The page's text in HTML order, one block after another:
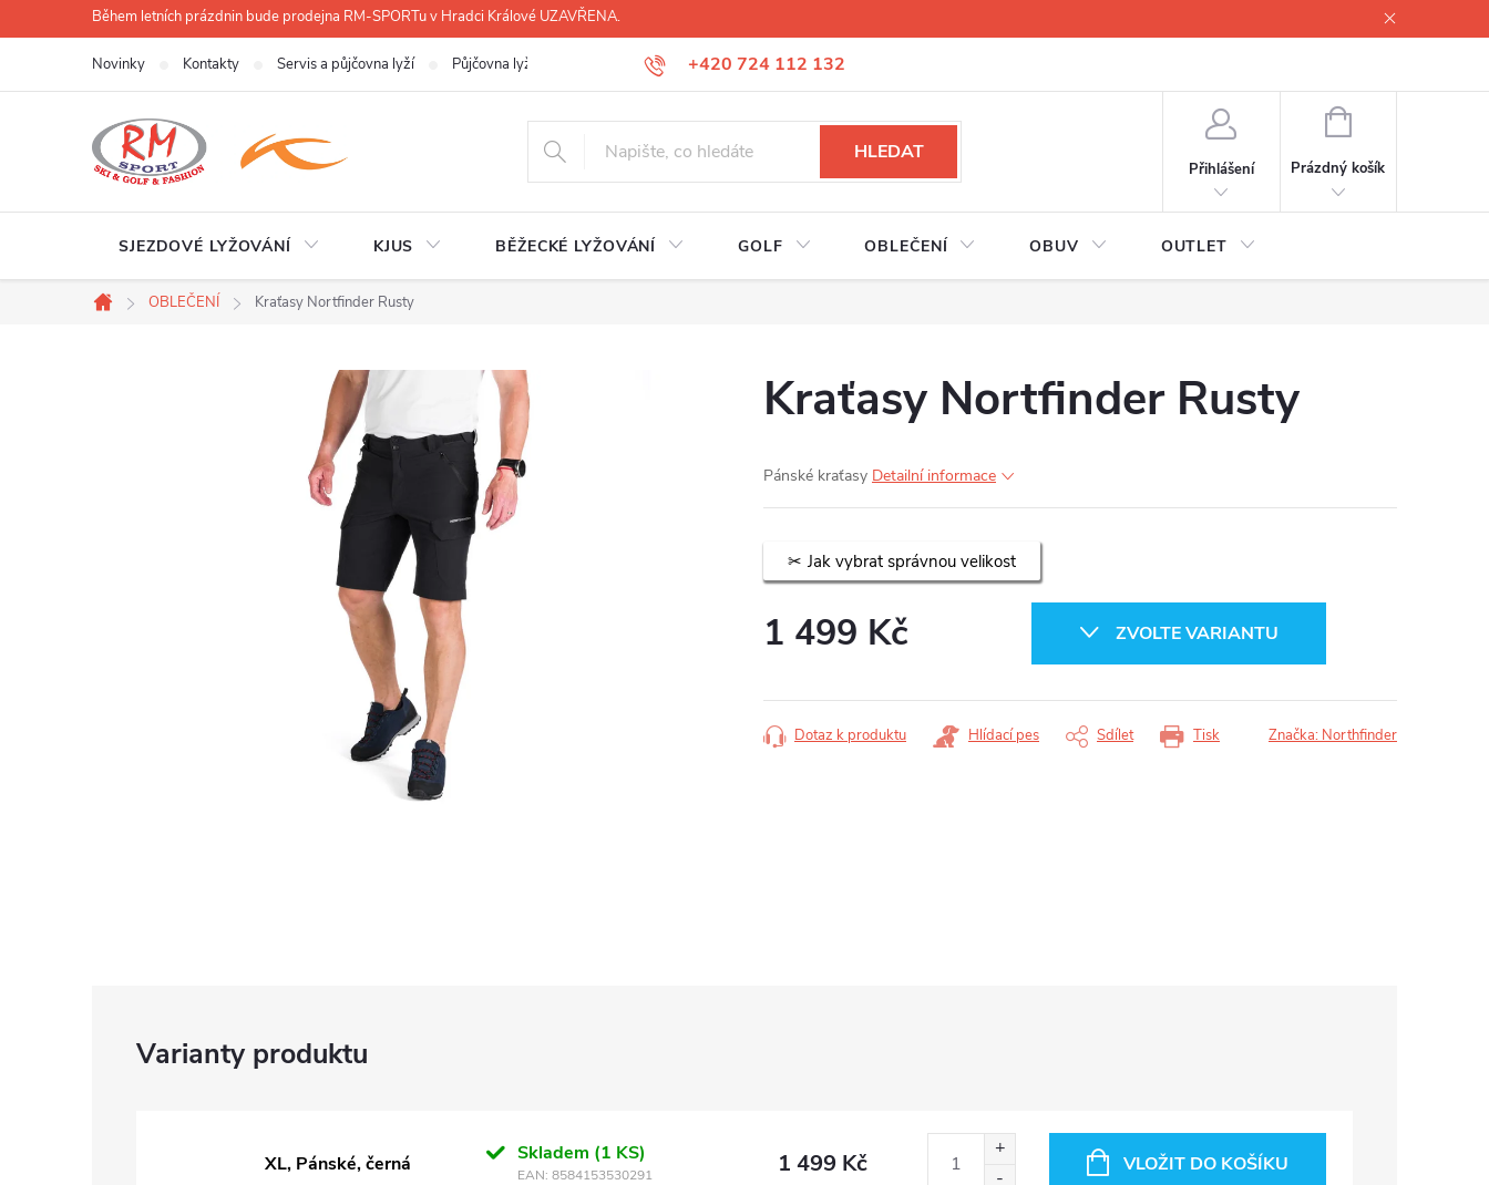
na
Během letních prázdnin bude prodejna RM-SPORTu v Hradci Králové UZAVŘENA.
+420 724 112 132
Novinky Kontakty Servis a půjčovna lyží Půjčovna lyží, lyžáků, běžek Úprava lyžáků na míru
HLEDAT
Přihlášení
NÁKUPNÍ
Prázdný košík
SJEZDOVÉ LYŽOVÁNÍ KJUS BĚŽECKÉ LYŽOVÁNÍ GOLF OBLEČENÍ OBUV OUTLET
Domů
OBLEČENÍ Kraťasy Nortfinder Rusty
Kraťasy Nortfinder Rusty
Pánské kraťasy Detailní informace
Jak vybrat správnou velikost
1 499 Kč ZVOLTE VARIANTU
Tisk
Dotaz k produktu Hlídací pes Sdílet Značka: Northfinder
XL, Pánské, černá Skladem (1 KS)
EAN: 8584153530291 1 499 Kč VLOŽIT DO KOŠÍKU